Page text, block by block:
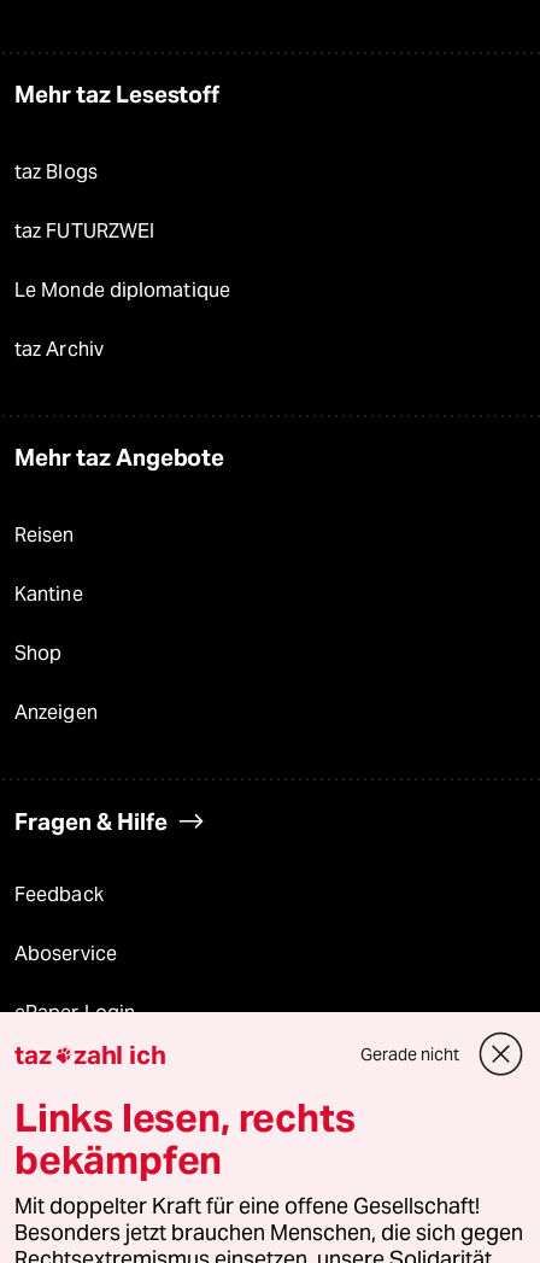
Mehr taz Lesestoff
taz Blogs
taz FUTURZWEI
Le Monde diplomatique
taz Archiv
Mehr taz Angebote
Reisen
Kantine
Shop
Anzeigen
Fragen & Hilfe
Feedback
Aboservice
ePaper Login
Downloads für Abonnierende
© 2026 taz Verlags und Vertriebs GmbH
Alle Rechte vorbehalten. Bei rechtlichen Fragen oder für Genehmigungen
wenden Sie sich bitte an lizenzen@taz.de
taz zahl ich Gerade nicht
Links lesen, rechts
bekämpfen
Mit doppelter Kraft für eine offene Gesellschaft!
Besonders jetzt brauchen Menschen, die sich gegen